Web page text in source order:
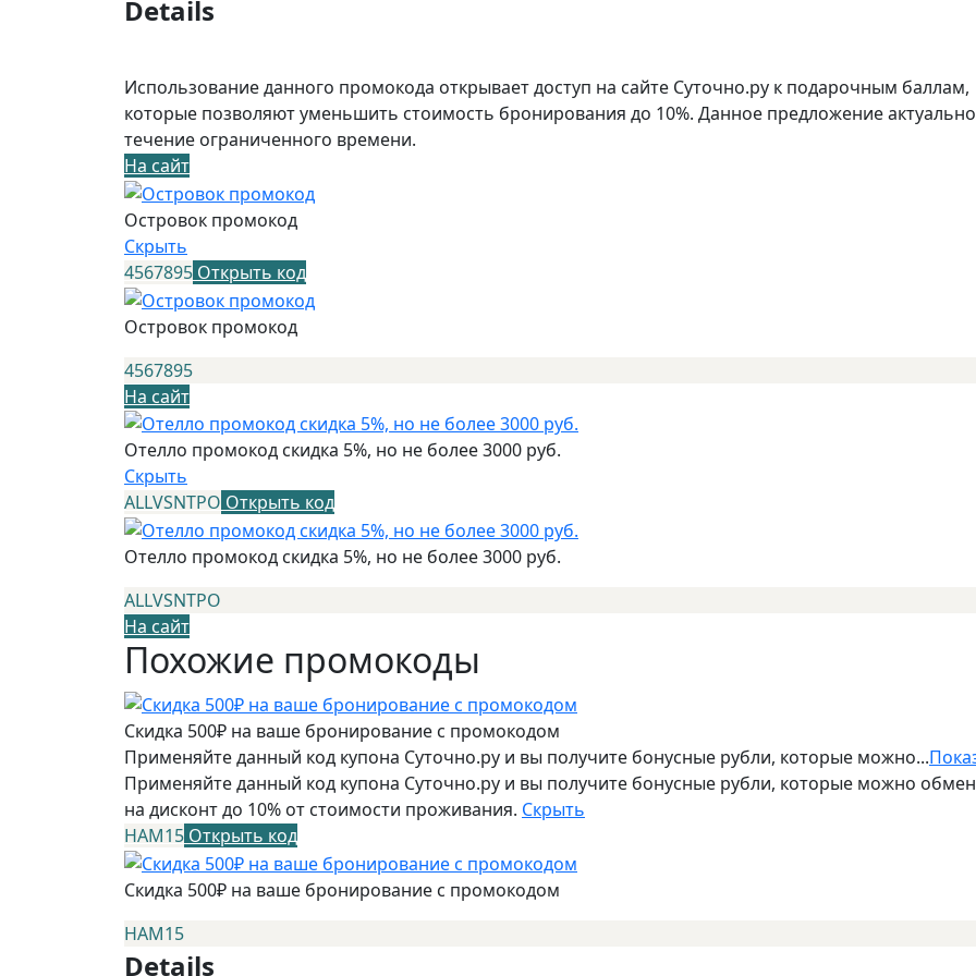
Details
Использование данного промокода открывает доступ на сайте Суточно.ру к подарочным баллам,
которые позволяют уменьшить стоимость бронирования до 10%. Данное предложение
течение ограниченного времени.
На сайт
Островок промокод
Скрыть
4567895 Открыть код
Островок промокод
4567895
На сайт
Отелло промокод скидка 5%, но не более 3000 руб.
Скрыть
ALLVSNTPO Открыть код
Отелло промокод скидка 5%, но не более 3000 руб.
ALLVSNTPO
На сайт
Похожие промокоды
Скидка 500₽ на ваше бронирование с промокодом
Применяйте данный код купона Суточно.ру и вы получите бонусные рубли, которые можно...
Применяйте данный код купона Суточно.ру и вы получите бонусные рубли, которые можно
на дисконт до 10% от стоимости проживания. Скрыть
НАМ15 Открыть код
Скидка 500₽ на ваше бронирование с промокодом
НАМ15
Details